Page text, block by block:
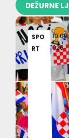
DEŽURNE
SPO
RT
026